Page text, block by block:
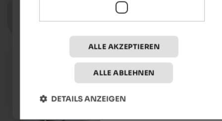
04.07. - 16.08.2026
Ripido Illustration Festival
Stadtzentrum, Bruneck
ALLE AKZEPTIEREN
ALLE ABLEHNEN
DETAILS ANZEIGEN